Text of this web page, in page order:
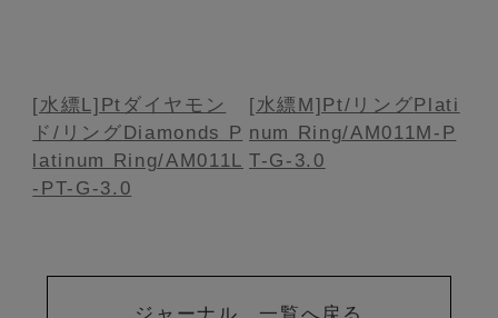
[水縹L]Ptダイヤモン
ド/リング Diamonds P
latinum Ring/AM011L
-PT-G-3.0
[水縹M]Pt/リング Plati
num Ring/AM011M-P
T-G-3.0